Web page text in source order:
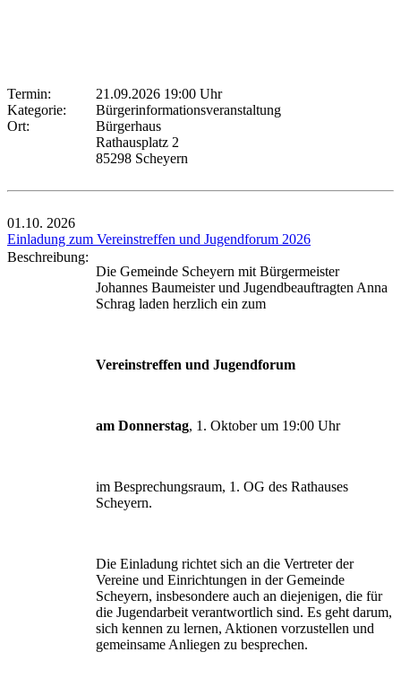
Termin:
21.09.2026 19:00 Uhr
Kategorie:
Bürgerinformationsveranstaltung
Ort:
Bürgerhaus
Rathausplatz 2
85298 Scheyern
01.10. 2026
Einladung zum Vereinstreffen und Jugendforum 2026
Beschreibung:
Die Gemeinde Scheyern mit Bürgermeister
Johannes Baumeister und Jugendbeauftragten Anna
Schrag laden herzlich ein zum
Vereinstreffen und Jugendforum
am Donnerstag, 1. Oktober um 19:00 Uhr
im Besprechungsraum, 1. OG des Rathauses
Scheyern.
Die Einladung richtet sich an die Vertreter der
Vereine und Einrichtungen in der Gemeinde
Scheyern, insbesondere auch an diejenigen, die für
die Jugendarbeit verantwortlich sind. Es geht darum,
sich kennen zu lernen, Aktionen vorzustellen und
gemeinsame Anliegen zu besprechen.